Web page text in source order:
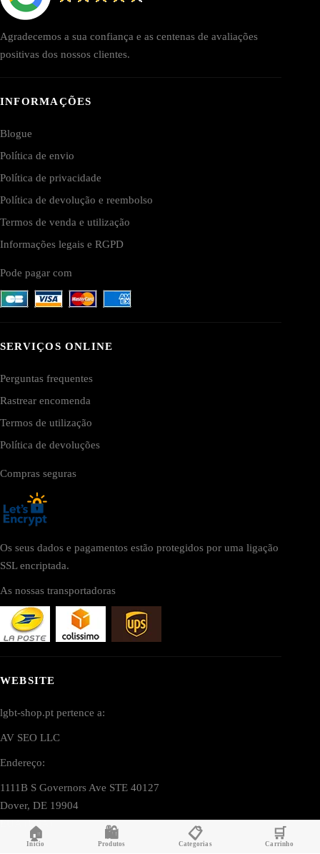
Agradecemos a sua confiança e as centenas de avaliações
positivas dos nossos clientes.
INFORMAÇÕES
Blogue
Política de envio
Política de privacidade
Política de devolução e reembolso
Termos de venda e utilização
Informações legais e RGPD
Pode pagar com
SERVIÇOS ONLINE
Perguntas frequentes
Rastrear encomenda
Termos de utilização
Política de devoluções
Compras seguras
Os seus dados e pagamentos estão protegidos por uma ligação
SSL encriptada.
As nossas transportadoras
WEBSITE
lgbt-shop.pt pertence a:
AV SEO LLC
Endereço:
1111B S Governors Ave STE 40127
Dover, DE 19904
EUA (USA)
🏠
Início
🛍️
Produtos
📋
Categorias
🛒
Carrinho